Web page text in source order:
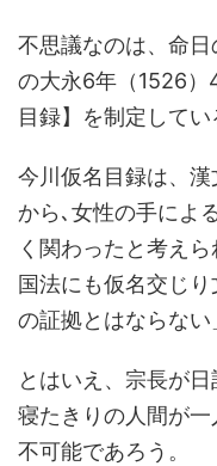
不思議なのは、命
の大永6年（1526）
目録】を制定してい
今川仮名目録は、
から､女性の手によ
く関わったと考え
国法にも仮名交じ
の証拠とはならない
とはいえ、宗長が日
寝たきりの人間が
不可能であろう。